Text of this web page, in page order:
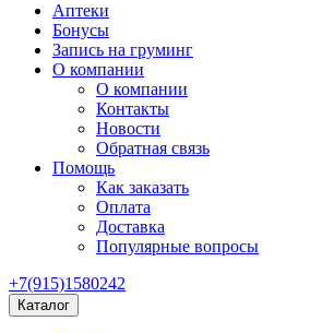
Аптеки
Бонусы
Запись на груминг
О компании
О компании
Контакты
Новости
Обратная связь
Помощь
Как заказать
Оплата
Доставка
Популярные вопросы
+7(915)1580242
Каталог